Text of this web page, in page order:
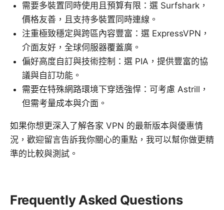
需要多裝置同時使用且預算有限：選 Surfshark，
價格友善，且支持多裝置同時連線。
注重極致穩定與跨區內容豐富：選 ExpressVPN，
介面友好，全球伺服器覆蓋廣。
偏好高度自訂與技術控制：選 PIA，提供豐富的協
議與自訂功能。
需要在特殊網路環境下穿透強悍：可考慮 Astrill，
但需考量成本與介面。
如果你想更深入了解各家 VPN 的最新版本與優惠情
況，歡迎留言告訴我你關心的重點，我可以幫你做更精
準的比較與測試。
Frequently Asked Questions